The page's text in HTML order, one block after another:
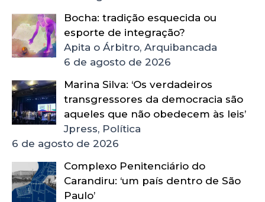
Bocha: tradição esquecida ou
esporte de integração?
Apita o Árbitro, Arquibancada
6 de agosto de 2026
Marina Silva: ‘Os verdadeiros
transgressores da democracia são
aqueles que não obedecem às leis’
Jpress, Política
6 de agosto de 2026
Complexo Penitenciário do
Carandiru: ‘um país dentro de São
Paulo’